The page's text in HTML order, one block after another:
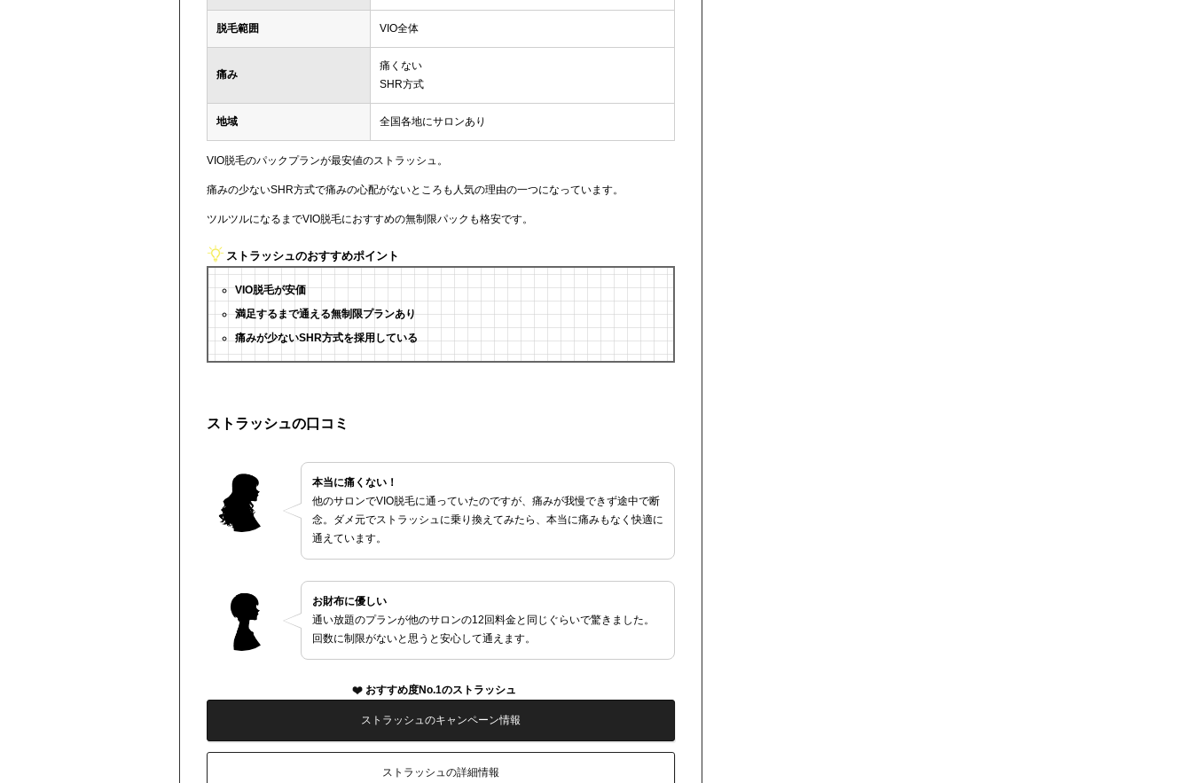
脱毛範囲 VIO全体
痛み
痛くない
SHR方式
地域 全国各地にサロンあり
VIO脱毛のパックプランが最安値のストラッシュ。
痛みの少ないSHR方式で痛みの心配がないところも人気の理由の一つになっています。
ツルツルになるまでVIO脱毛におすすめの無制限パックも格安です。
ストラッシュのおすすめポイント
VIO脱毛が安価
満足するまで通える無制限プランあり
痛みが少ないSHR方式を採用している
ストラッシュの口コミ
本当に痛くない！
他のサロンでVIO脱毛に通っていたのですが、痛みが我慢できず途中で断
念。ダメ元でストラッシュに乗り換えてみたら、本当に痛みもなく快適に
通えています。
お財布に優しい
通い放題のプランが他のサロンの12回料金と同じぐらいで驚きました。
回数に制限がないと思うと安心して通えます。
おすすめ度No.1のストラッシュ
ストラッシュのキャンペーン情報
ストラッシュの詳細情報